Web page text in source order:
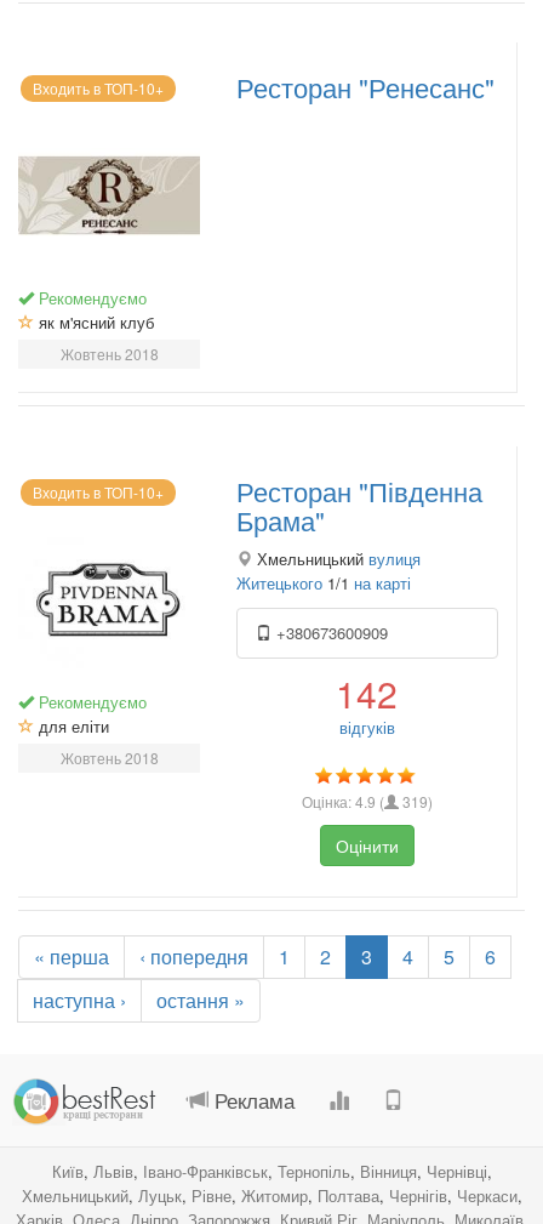
Входить в ТОП-10+
Рекомендуємо
як м'ясний клуб
Жовтень 2018
Ресторан "Ренесанс"
Входить в ТОП-10+
Рекомендуємо
для еліти
Жовтень 2018
Ресторан "Південна
Брама"
Хмельницький вулиця
Житецького 1/1 на карті
+380673600909
142
відгуків
Оцінка:4.9 ( 319)
Оцінити
« перша ‹ попередня 1 2 3 4 5
6
наступна ›
остання »
Реклама
Київ, Львів, Івано-Франківськ, Тернопіль, Вінниця, Чернівці,
Хмельницький, Луцьк, Рівне, Житомир, Полтава, Чернігів, Черкаси,
Харків, Одеса, Дніпро, Запорожжя Кривий Ріг, Маріуполь Миколаїв,